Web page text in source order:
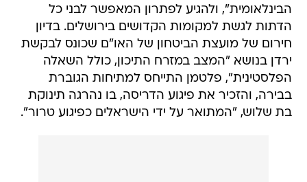
הבינלאומית", ולהגיע לפתרון המאפשר לבני כל
הדתות לגשת למקומות הקדושים בירושלים. בדיון
חירום של מועצת הביטחון של האו"ם שכונס לבקשת
ירדן בנושא "המצב במזרח התיכון, כולל השאלה
הפלסטינית", פלטמן התייחס למתיחות הגוברת
בבירה, והזכיר את פיגוע הדריסה, בו נהרגה תינוקת
בת שלוש, "המתואר על ידי הישראלים כפיגוע טרור".